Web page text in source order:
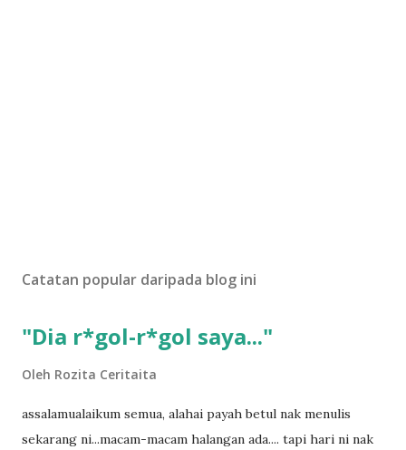
Catatan popular daripada blog ini
"Dia r*gol-r*gol saya..."
Oleh Rozita Ceritaita
assalamualaikum semua, alahai payah betul nak menulis
sekarang ni...macam-macam halangan ada.... tapi hari ni nak